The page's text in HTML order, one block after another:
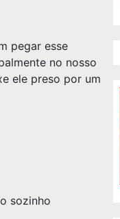
pegar esse
no nosso
ele preso por um
sozinho